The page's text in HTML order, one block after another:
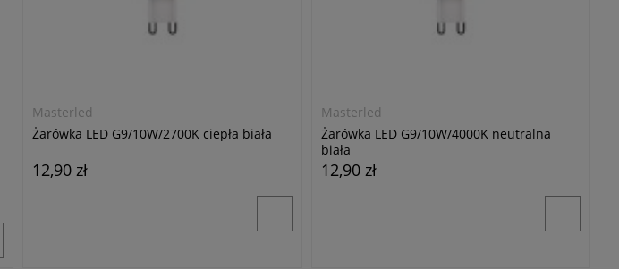
Masterled
Żarówka LED G9/10W/2700K ciepła biała
12,90 zł
Masterled
Żarówka LED G9/10W/4000K neutralna
biała
12,90 zł